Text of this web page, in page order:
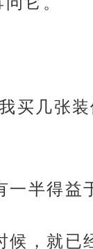
买几张
半得益
，就已